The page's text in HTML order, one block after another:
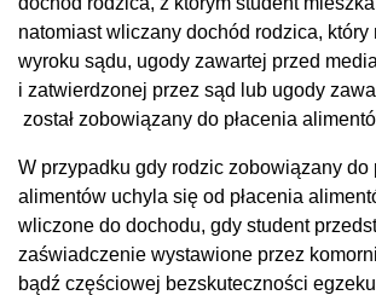
natomiast wliczany dochód rodzica, który
wyroku sądu, ugody zawartej przed
i zatwierdzonej przez sąd lub ugody
został zobowiązany do płacenia
W przypadku gdy rodzic zobowiązany do
alimentów uchyla się od płacenia
wliczone do dochodu, gdy student
zaświadczenie wystawione przez
bądź częściowej bezskuteczności